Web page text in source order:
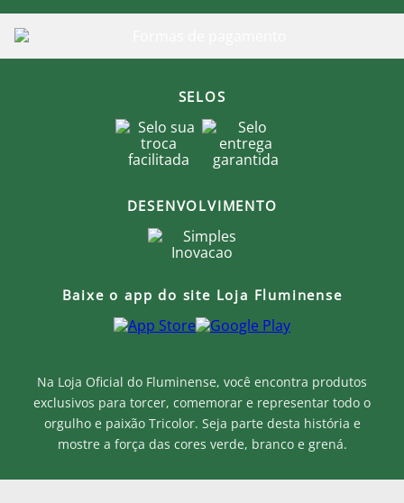
Na Loja Oficial do Fluminense, você encontra produtos
exclusivos para torcer, comemorar e representar todo o
orgulho e paixão Tricolor. Seja parte desta história e
mostre a força das cores verde, branco e grená.
SELOS
DESENVOLVIMENTO
Baixe o app do site Loja Fluminense